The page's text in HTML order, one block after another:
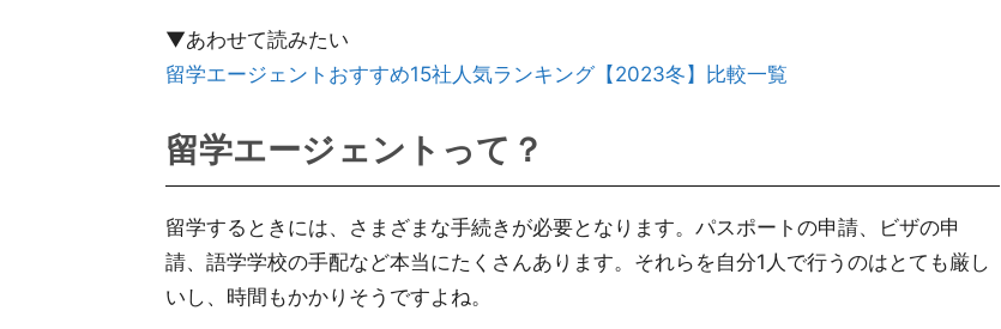
▼あわせて読みたい
留学エージェントおすすめ15社人気ランキング【2023冬】比較一覧
留学エージェントって？
留学するときには、さまざまな手続きが必要となります。パスポートの申請、ビザの申
請、語学学校の手配など本当にたくさんあります。それらを自分1人で行うのはとても厳し
いし、時間もかかりそうですよね。